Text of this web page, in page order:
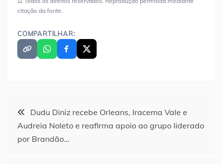
citação da fonte.
COMPARTILHAR:
Navegação
de
Dudu Diniz recebe Orleans, Iracema Vale e
Audreia Noleto e reafirma apoio ao grupo liderado
por Brandão…